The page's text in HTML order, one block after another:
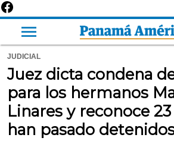
JUDICIAL
Juez dicta condena
para los hermanos
Linares y reconoce
han pasado